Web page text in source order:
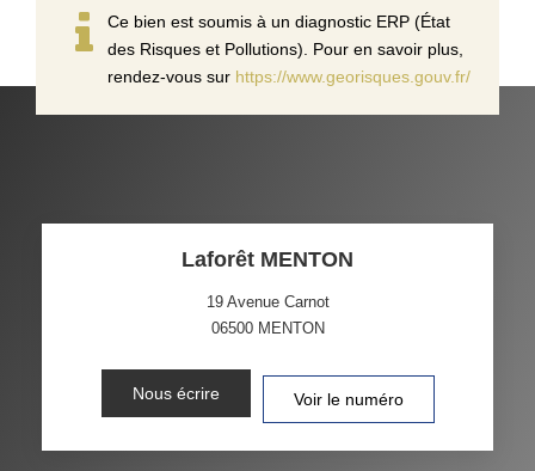
Ce bien est soumis à un diagnostic ERP (État
des Risques et Pollutions). Pour en savoir plus,
rendez-vous sur https://www.georisques.gouv.fr/
Laforêt MENTON
19 Avenue Carnot
06500 MENTON
Nous écrire Voir le numéro